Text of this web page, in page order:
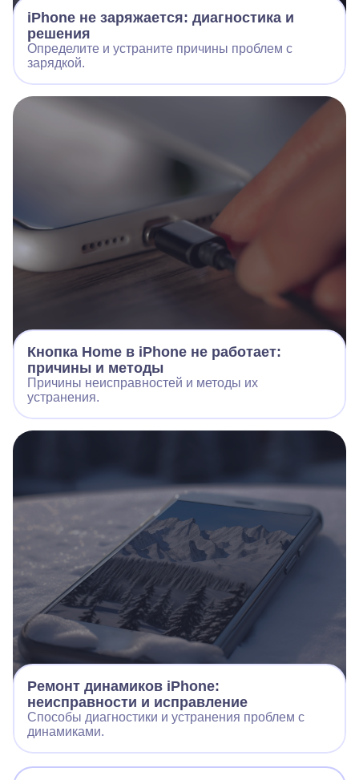
iPhone не заряжается: диагностика и
решения
Определите и устраните причины проблем с
зарядкой.
Кнопка Home в iPhone не работает:
причины и методы
Причины неисправностей и методы их
устранения.
Ремонт динамиков iPhone:
неисправности и исправление
Способы диагностики и устранения проблем с
динамиками.